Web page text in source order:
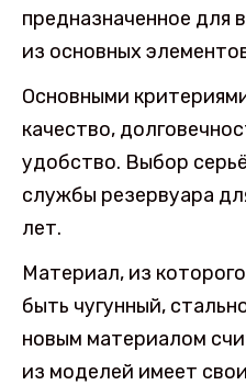
предназначенное для
из основных
Основными
качество,
удобство. Выбор
службы резервуара
лет.
Материал, из
быть чугунный,
новым материалом
из моделей имеет